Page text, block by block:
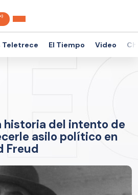
Teletrece El Tiempo Video
historia del intento de
asilo político en
Freud